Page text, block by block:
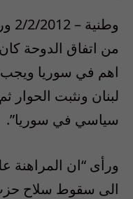
من اتفاق الدوحة
اهم في سوريا ويجب
لبنان ونثبت
سياسي في سوريا”.
ورأى “ان
الى سقوط سلاح حزب